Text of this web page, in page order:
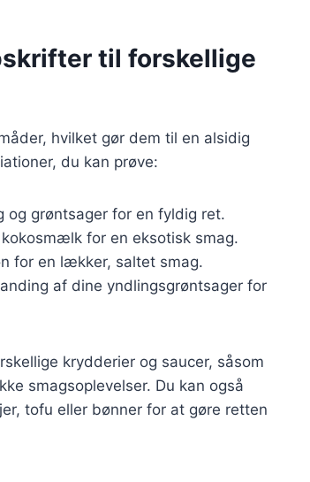
til forskellige
hvilket gør dem til en alsidig
du kan prøve:
grøntsager for en fyldig ret.
for en eksotisk smag.
for en lækker, saltet smag.
af dine yndlingsgrøntsager for
krydderier og saucer, såsom
smagsoplevelser. Du kan også
tofu eller bønner for at gøre retten